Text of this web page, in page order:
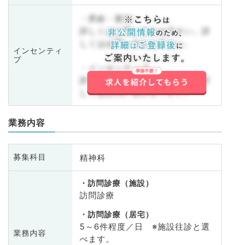
インセンティ
ブ
・昇給・賞与
詳しくはお問い合わせ下さい。詳
しくはお問い合わせ下さい。
・インセンティブ
詳しくはお問い合わせ下さい。詳
しくはお問い合わせ下さい。
業務内容
募集科目 精神科
業務内容
訪問診療（施設）
訪問診療
訪問診療（居宅）
5～6件程度／日 ※施設往診と選
べます。